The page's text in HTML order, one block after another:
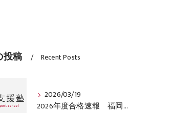
投稿 Recent Posts
2026/03/19
2026年度合格速報 福岡市西区学習支援塾